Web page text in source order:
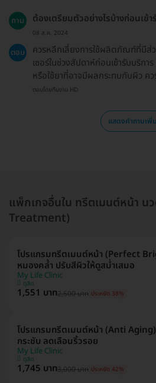
ถาม ต้องเตรียมตัวอย่างไรบ้างก่อนเข้า
08 ส.ค. 2024
ตอบ
ควรหลีกเลี่ยงการใช้ผลิตภัณฑ์ที่มีส่
เซอร์ในช่วงสัปดาห์ก่อนเข้ารับบริก
หรือใช้ยาที่อาจมีผลกระทบกับผิว ค
ตอบโดยทีมงาน HD
แสดงคำถามเพิ่ม
แพ็กเกจอื่นใน ทรีตเมนต์หน้า น
Treatment)
โปรแกรมทรีตเมนต์หน้า (Perfect
หมองคล้ำ ปรับสีผิวให้ดูสม่ำเสมอ
My Life Clinic
ดุสิต
1,551 บาท2,500 บาท ประหยัด 38%
โปรแกรมทรีตเมนต์หน้า (Anti
กระชับ ลดเลือนริ้วรอย
My Life Clinic
ดุสิต
1,745 บาท3,000 บาท ประหยัด 42%